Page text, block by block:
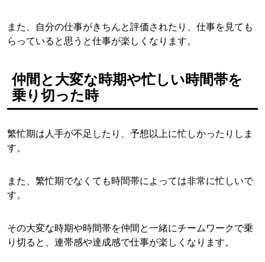
また、自分の仕事がきちんと評価されたり、仕事を見ても
らっていると思うと仕事が楽しくなります。
仲間と大変な時期や忙しい時間帯を
乗り切った時
繁忙期は人手が不足したり、予想以上に忙しかったりしま
す。
また、繁忙期でなくても時間帯によっては非常に忙しいで
す。
その大変な時期や時間帯を仲間と一緒にチームワークで乗
り切ると、連帯感や達成感で仕事が楽しくなります。